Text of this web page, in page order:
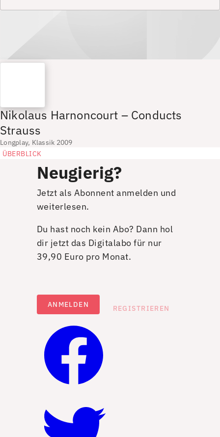
Nikolaus Harnoncourt – Conducts
Strauss
Longplay, Klassik 2009
ÜBERBLICK
Neugierig?
Jetzt als Abonnent anmelden und
weiterlesen.
Du hast noch kein Abo? Dann hol
dir jetzt das Digitalabo für nur
39,90 Euro pro Monat.
ANMELDEN REGISTRIEREN